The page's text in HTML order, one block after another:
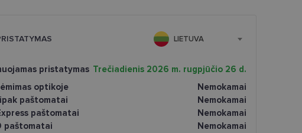
LIETUVA
pristatymas Trečiadienis 2026 m. rugpjūčio 26 d.
optikoje
Nemokamai
paštomatai
Nemokamai
paštomatai
Nemokamai
paštomatai
Nemokamai